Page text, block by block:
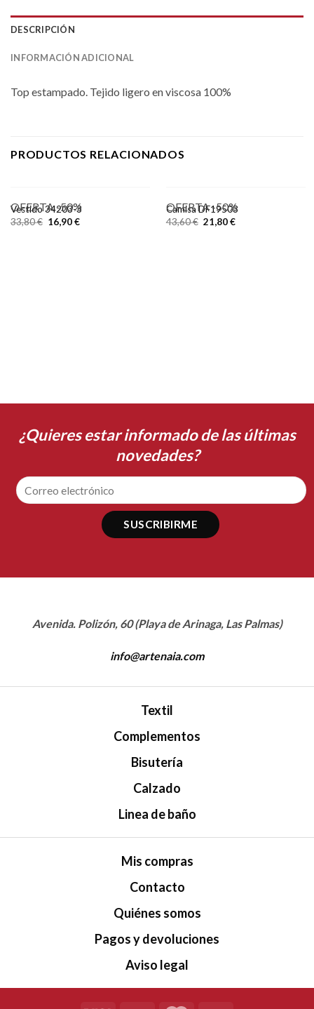
DESCRIPCIÓN
INFORMACIÓN ADICIONAL
Top estampado. Tejido ligero en viscosa 100%
PRODUCTOS RELACIONADOS
OFERTA -50%
Vestido 34203-3
33,80€ 16,90€
OFERTA -50%
Camisa DF19503
43,60€ 21,80€
¿Quieres estar informado de las últimas
novedades?
Avenida. Polizón, 60 (Playa de Arinaga, Las Palmas)
info@artenaia.com
Textil
Complementos
Bisutería
Calzado
Linea de baño
Mis compras
Contacto
Quiénes somos
Pagos y devoluciones
Aviso legal